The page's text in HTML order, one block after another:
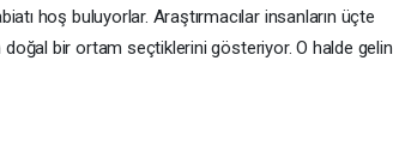
hoş buluyorlar. Araştırmacılar insanların üçte
doğal bir ortam seçtiklerini gösteriyor. O halde gelin